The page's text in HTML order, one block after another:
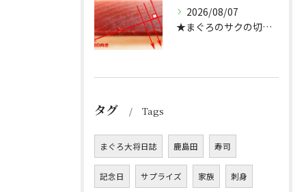
2026/08/07
★まぐろのサクの切り方★
タグ Tags
まぐろ大将日誌 鹿島田 寿司
記念日 サプライズ 家族 刺身